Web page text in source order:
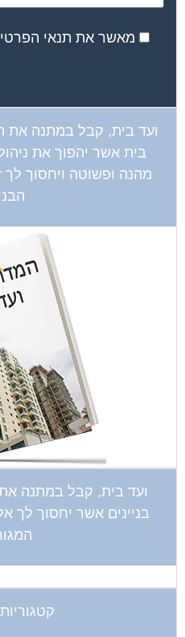
מאשר את תנאי
ועד בית, קבל במתנה את
בית אשר יהפוך את
מהנה ופשוטה ויחסוך לך
ועד בית, קבל במתנה
בניינים אשר יחסוך לך